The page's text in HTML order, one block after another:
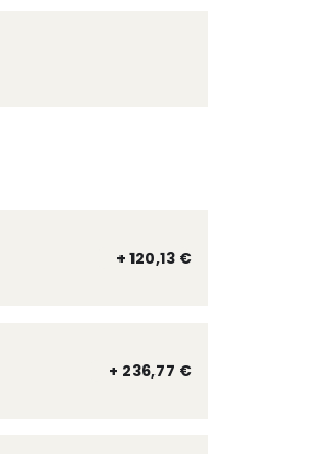
+ 120,13 €
+ 236,77 €